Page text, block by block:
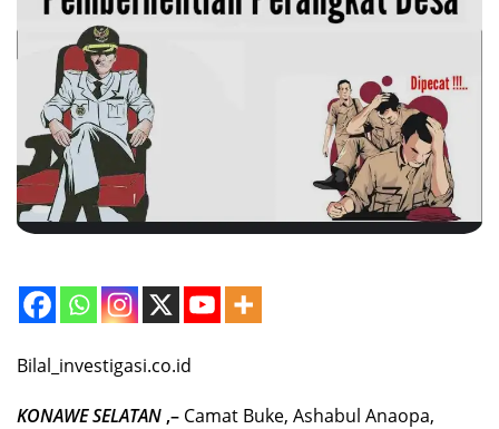
Bilal_investigasi.co.id
KONAWE SELATAN ,– Camat Buke, Ashabul Anaopa,